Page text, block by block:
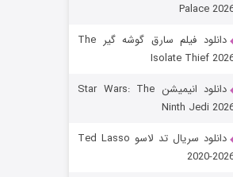
قسمت۱۵ (دوبله)
Palace
دانلود فیلم سارق گوشه گیر The
Isolate Thief
دانلود انیمیشن Star Wars: The
Ninth Jedi
دانلود سریال تد لاسو Ted Lasso
2020-